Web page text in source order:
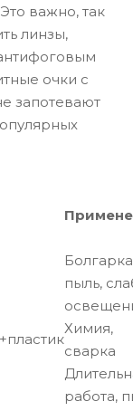
важно, так
линзы,
очки с
запотевают
пыль,
Химия,
сварка
работа,